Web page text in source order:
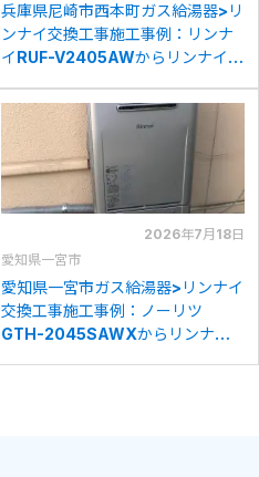
兵庫県尼崎市西本町ガス給湯器>リ
ンナイ交換工事施工事例：リンナ
イRUF-V2405AWからリンナイ
2026年7月18日
愛知県一宮市
愛知県一宮市ガス給湯器>リンナイ
交換工事施工事例：ノーリツ
GTH-2045SAWXからリンナイ